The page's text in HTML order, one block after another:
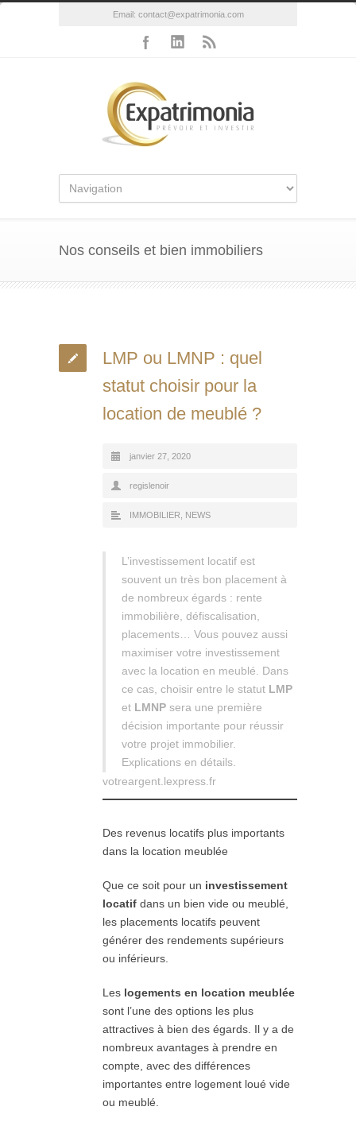
Email: contact@expatrimonia.com
Nos conseils et bien immobiliers
LMP ou LMNP : quel
statut choisir pour la
location de meublé ?
janvier 27, 2020
regislenoir
IMMOBILIER NEWS
L’investissement locatif est
souvent un très bon placement à
de nombreux égards : rente
immobilière, défiscalisation,
placements… Vous pouvez aussi
maximiser votre investissement
avec la location en meublé. Dans
ce cas, choisir entre le statut LMP
et LMNP sera une première
décision importante pour réussir
votre projet immobilier.
Explications en détails.
votreargent.lexpress.fr
Des revenus locatifs plus importants
dans la location meublée
Que ce soit pour un investissement
locatif dans un bien vide ou meublé,
les placements locatifs peuvent
générer des rendements supérieurs
ou inférieurs.
Les logements en location meublée
sont l’une des options les plus
attractives à bien des égards. Il y a de
nombreux avantages à prendre en
compte, avec des différences
importantes entre logement loué vide
ou meublé.